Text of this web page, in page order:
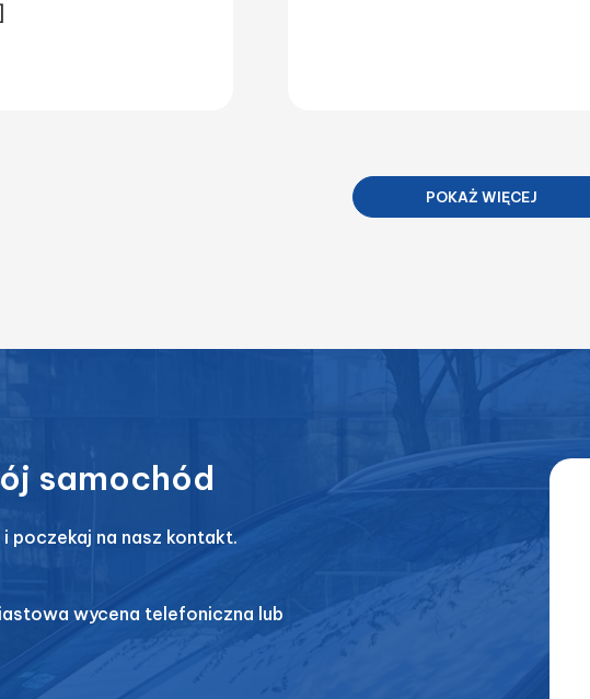
POKAŻ WIĘCEJ
samochód
poczekaj na nasz kontakt.
wycena telefoniczna lub